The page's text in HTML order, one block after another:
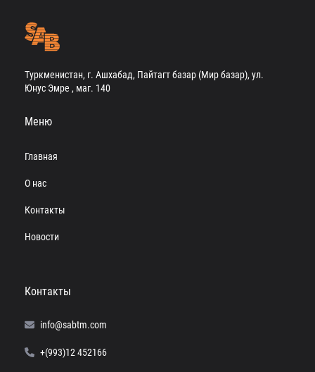
Туркменистан, г. Ашхабад, Пайтагт базар (Мир базар), ул.
Юнус Эмре , маг. 140
Меню
Главная
О нас
Контакты
Новости
Контакты
info@sabtm.com
+(993)12 452166